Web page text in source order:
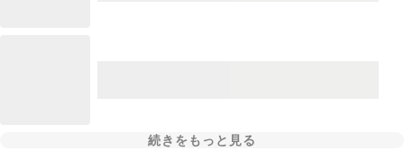
続きをもっと見る